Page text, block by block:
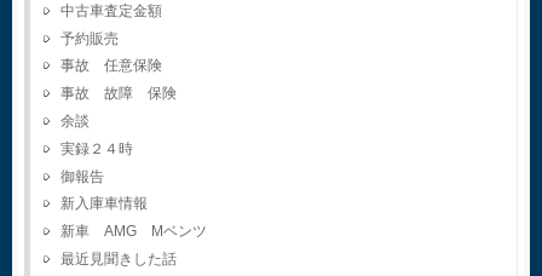
中古車査定金額
予約販売
事故 任意保険
事故 故障 保険
余談
実録２４時
御報告
新入庫車情報
新車 AMG Mベンツ
最近見聞きした話